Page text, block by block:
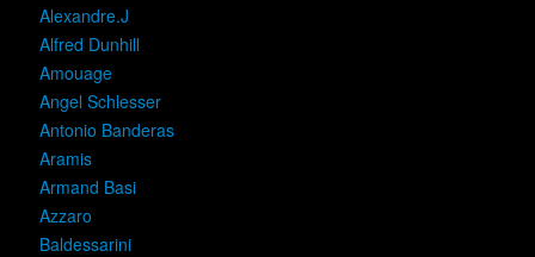
Alexandre.J
Alfred Dunhill
Amouage
Angel Schlesser
Antonio Banderas
Aramis
Armand Basi
Azzaro
Baldessarini